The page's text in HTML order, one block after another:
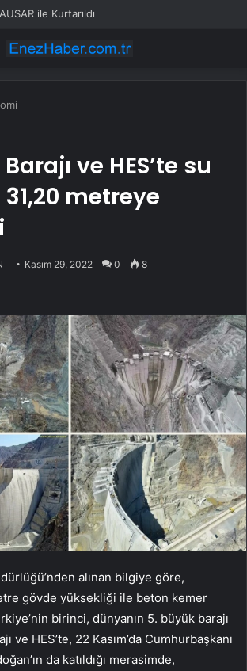
ile Kurtarıldı
ve HES’te su
metreye
Kasım 29, 2022 0 8
alınan bilgiye göre,
gövde yüksekliği ile beton kemer
birinci, dünyanın 5. büyük barajı
ve HES’te, 22 Kasım’da Cumhurbaşkanı
da katıldığı merasimde,